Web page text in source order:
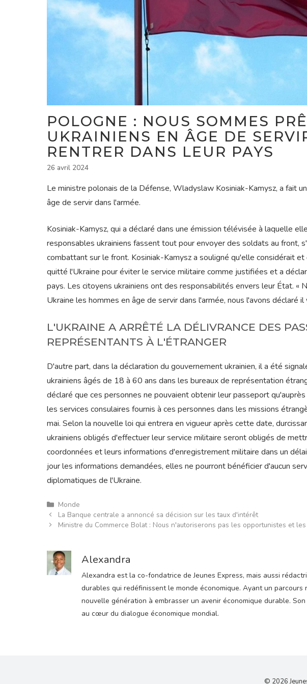
POLOGNE : NOUS SOMMES
UKRAINIENS EN ÂGE DE
RENTRER DANS LEUR PAYS
26 avril 2024
Le ministre polonais de la Défense, Wladyslaw Kosiniak-Kamysz, a fait
âge de servir dans l'armée.
Kosiniak-Kamysz, qui a déclaré dans une émission télévisée à laquelle
responsables ukrainiens fassent tout pour envoyer des soldats au front,
combattant sur le front. Kosiniak-Kamysz a souligné qu'elle considérait
quitté l'Ukraine pour éviter le service militaire comme justifiées et a
pays. Les citoyens ukrainiens ont des responsabilités envers leur État. «
Ukraine les hommes en âge de servir dans l'armée, nous l'avons déclaré
L'UKRAINE A ARRÊTÉ LA DÉLIVRANCE DES
REPRÉSENTANTS À L'ÉTRANGER
D'autre part, dans la déclaration du gouvernement ukrainien, il a été
ukrainiens âgés de 18 à 60 ans dans les bureaux de représentation
déclaré que ces personnes ne pouvaient obtenir leur passeport
les services consulaires fournis à ces personnes dans les missions
mai. Selon la nouvelle loi qui entrera en vigueur après cette date,
ukrainiens obligés d'effectuer leur service militaire seront obligés de
coordonnées et leurs informations d'enregistrement militaire dans un
jour les informations demandées, elles ne pourront bénéficier d'aucun
diplomatiques de l'Ukraine.
Catégories
Monde
La Banque centrale a annoncé sa décision sur les taux d'intérêt
Ministre du Commerce Bolat : Nous n'autoriserons pas les opportunistes et
Alexandra
Alexandra est la co-fondatrice de Jeunes Express, mais aussi
durables qui redéfinissent le monde économique. Ayant un
nouvelle génération à embrasser un avenir économique durable.
au cœur du dialogue économique mondial.
© 2026